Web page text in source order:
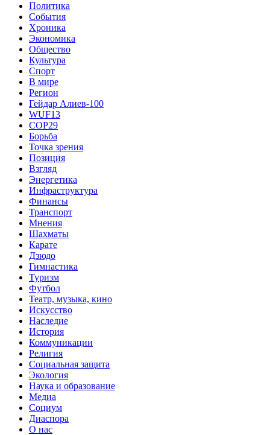
Политика
События
Хроника
Экономика
Общество
Культура
Спорт
В мире
Регион
Гейдар Алиев-100
WUF13
COP29
Борьба
Точка зрения
Позиция
Взгляд
Энергетика
Инфраструктура
Финансы
Транспорт
Мнения
Шахматы
Карате
Дзюдо
Гимнастика
Туризм
Футбол
Театр, музыка, кино
Искусство
Наследие
История
Коммуникации
Религия
Социальная защита
Экология
Наука и образование
Медиа
Социум
Диаспора
О нас